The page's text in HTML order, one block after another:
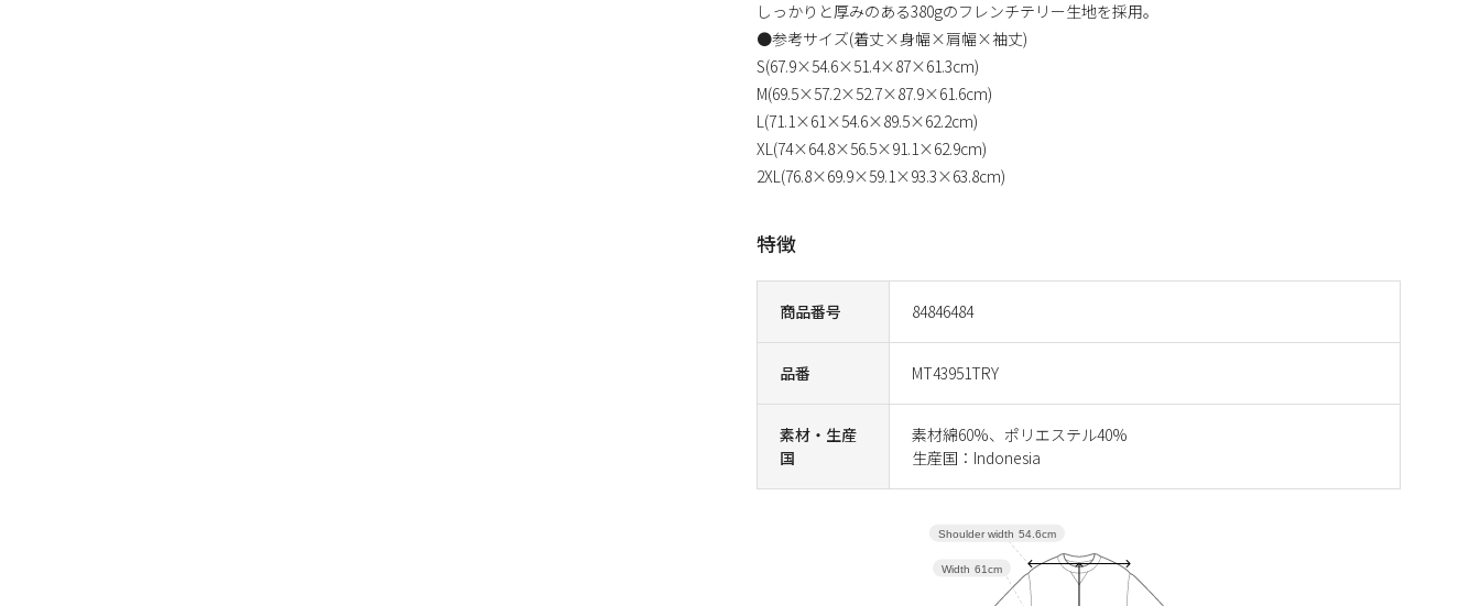
商品番号 84846484
品番 MT43951TRY
素材・生産
国
素材綿60%、ポリエステル40%
生産国：Indonesia
しっかりと厚みのある380gのフレンチテリー生地を採用。
●参考サイズ(着丈×身幅×肩幅×袖丈)
S(67.9×54.6×51.4×87×61.3cm)
M(69.5×57.2×52.7×87.9×61.6cm)
L(71.1×61×54.6×89.5×62.2cm)
XL(74×64.8×56.5×91.1×62.9cm)
2XL(76.8×69.9×59.1×93.3×63.8cm)
特徴
Width 61cm
Shoulder width 54.6cm